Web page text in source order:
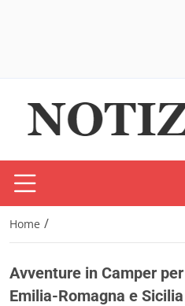
Home /
Avventure in Camper
Emilia-Romagna e Sicilia